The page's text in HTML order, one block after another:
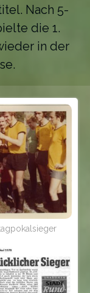
Nach 5-
die 1.
in der